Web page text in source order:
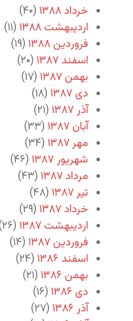
خرداد ۱۳۸۸
(۴۰)
اردیبهشت ۱۳۸۸
(۱۱)
فروردین ۱۳۸۸
(۱۹)
اسفند ۱۳۸۷
(۲۰)
بهمن ۱۳۸۷
(۱۷)
دی ۱۳۸۷
(۱۸)
آذر ۱۳۸۷
(۲۱)
آبان ۱۳۸۷
(۳۳)
مهر ۱۳۸۷
(۳۴)
شهریور ۱۳۸۷
(۴۶)
مرداد ۱۳۸۷
(۴۳)
تیر ۱۳۸۷
(۴۸)
خرداد ۱۳۸۷
(۲۹)
اردیبهشت ۱۳۸۷
(۲۶)
فروردین ۱۳۸۷
(۱۴)
اسفند ۱۳۸۶
(۲۴)
بهمن ۱۳۸۶
(۲۱)
دی ۱۳۸۶
(۱۶)
آذر ۱۳۸۶
(۲۷)